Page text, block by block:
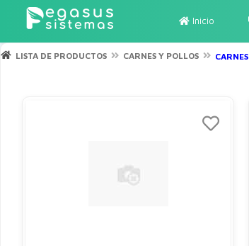
Inicio
LISTA DE PRODUCTOS CARNES Y POLLOS CARNES